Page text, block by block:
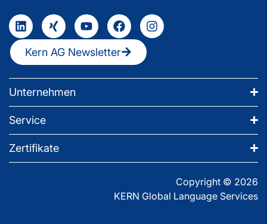
Kern AG Newsletter
Unternehmen
Service
Zertifikate
Copyright © 2026
KERN Global Language Services